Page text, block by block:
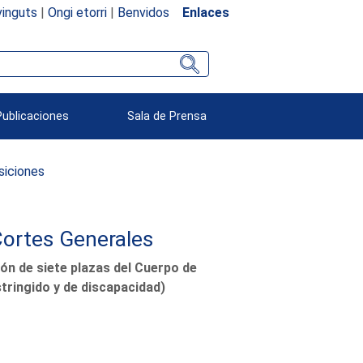
| Ongi etorri| Benvidos Enlaces
Sala de Prensa
Generales
de siete plazas del Cuerpo de
y de discapacidad)